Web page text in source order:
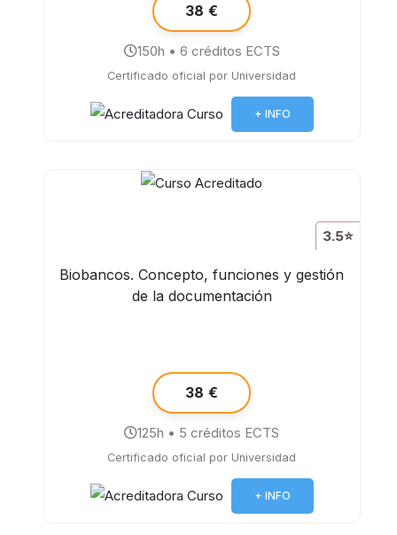
38 €
150h • 6 créditos ECTS
Certificado oficial por Universidad
+ INFO
3.5⭐
Biobancos. Concepto, funciones y gestión
de la documentación
38 €
125h • 5 créditos ECTS
Certificado oficial por Universidad
+ INFO